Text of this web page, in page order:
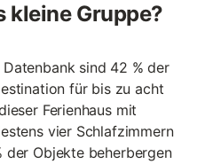
kleine Gruppe?
sind 42 % der
für bis zu acht
Ferienhaus mit
vier Schlafzimmern
Objekte beherbergen